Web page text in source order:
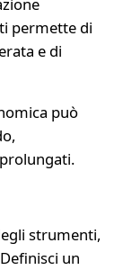
permette di
e di
può
strumenti,
un